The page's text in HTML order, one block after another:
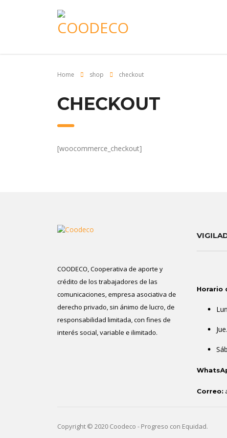
Home shop checkout
CHECKOUT
[woocommerce_checkout]
COODECO, Cooperativa de aporte y
crédito de los trabajadores de las
comunicaciones, empresa asociativa de
derecho privado, sin ánimo de lucro, de
responsabilidad limitada, con fines de
interés social, variable e ilimitado.
Horario
Correo:
Copyright © 2020 Coodeco - Progreso con Equidad.